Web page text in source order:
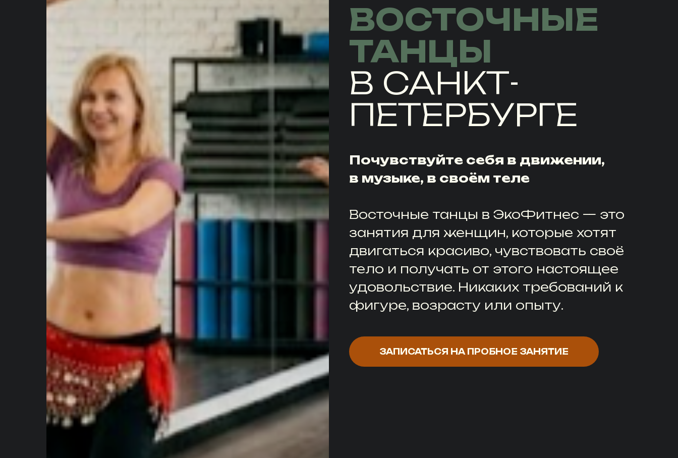
ВОСТОЧНЫЕ
ТАНЦЫ
В САНКТ-
ПЕТЕРБУРГЕ
Почувствуйте себя в движении,
в музыке, в своём теле
Восточные танцы в ЭкоФитнес — это
занятия для женщин, которые хотят
двигаться красиво, чувствовать своё
тело и получать от этого настоящее
удовольствие. Никаких требований к
фигуре, возрасту или опыту.
ЗАПИСАТЬСЯ НА ПРОБНОЕ ЗАНЯТИЕ